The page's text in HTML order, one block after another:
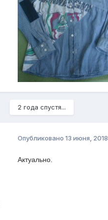
2 года спустя...
Опубликовано 13 июня, 2018
Актуально.